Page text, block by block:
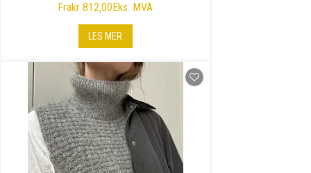
Frakr 812,00Eks. MVA
LES MER